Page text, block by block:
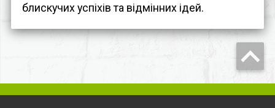
блискучих успіхів та відмінних ідей.⠀